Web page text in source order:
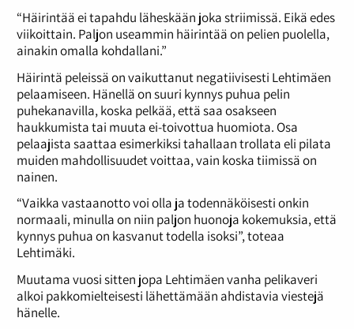
“Häirintää ei tapahdu läheskään joka striimissä. Eikä edes
viikoittain. Paljon useammin häirintää on pelien puolella,
ainakin omalla kohdallani.”
Häirintä peleissä on vaikuttanut negatiivisesti Lehtimäen
pelaamiseen. Hänellä on suuri kynnys puhua pelin
puhekanavilla, koska pelkää, että saa osakseen
haukkumista tai muuta ei-toivottua huomiota. Osa
pelaajista saattaa esimerkiksi tahallaan trollata eli pilata
muiden mahdollisuudet voittaa, vain koska tiimissä on
nainen.
“Vaikka vastaanotto voi olla ja todennäköisesti onkin
normaali, minulla on niin paljon huonoja kokemuksia, että
kynnys puhua on kasvanut todella isoksi”, toteaa
Lehtimäki.
Muutama vuosi sitten jopa Lehtimäen vanha pelikaveri
alkoi pakkomielteisesti lähettämään ahdistavia viestejä
hänelle.